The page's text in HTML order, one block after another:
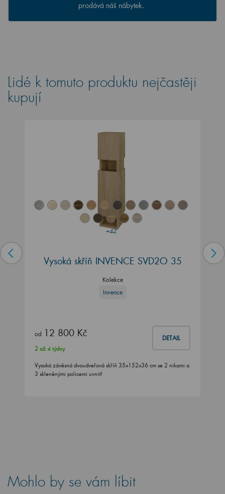
prodává náš nábytek.
Lidé k tomuto produktu nejčastěji
kupují
+42
Vysoká skříň INVENCE SVD2O 35
Kolekce
Invence
od 12 800 Kč DETAIL
2 až 4 týdny
Vysoká závěsná dvoudveřová skříň 35x152x36 cm se 2 nikami a
3 skleněnými policemi uvnitř
Mohlo by se vám líbit